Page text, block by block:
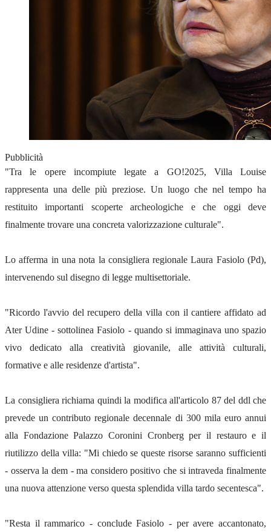
Pubblicità
"Tra le opere incompiute legate a GO!2025, Villa Louise
rappresenta una delle più preziose. Un luogo che nel tempo ha
restituito importanti scoperte archeologiche e che oggi deve
finalmente trovare una concreta valorizzazione culturale".
Lo afferma in una nota la consigliera regionale Laura Fasiolo (Pd),
intervenendo sul disegno di legge multisettoriale.
"Ricordo l'avvio del recupero della villa con il cantiere affidato ad
Ater Udine - sottolinea Fasiolo - quando si immaginava uno spazio
vivo dedicato alla creatività giovanile, alle attività culturali,
formative e alle residenze d'artista".
La consigliera richiama quindi la modifica all'articolo 87 del ddl che
prevede un contributo regionale decennale di 300 mila euro annui
alla Fondazione Palazzo Coronini Cronberg per il restauro e il
riutilizzo della villa: "Mi chiedo se queste risorse saranno sufficienti
- osserva la dem - ma considero positivo che si intraveda finalmente
una nuova attenzione verso questa splendida villa tardo secentesca".
"Resta il rammarico - conclude Fasiolo - per avere accantonato,